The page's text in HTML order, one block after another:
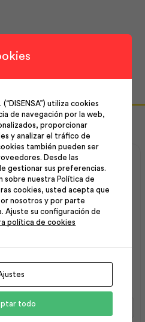
Relacionados
Estribo
utiliza cookies
de navegación por la web,
proporcionar
y analizar el tráfico de
también pueden ser
Desde las
gestionar sus preferencias.
sobre nuestra Política de
cookies, usted acepta que
nosotros y por parte
Ajuste su configuración de
política de cookies
todo